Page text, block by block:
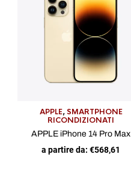
APPLE,SMARTPHONE
RICONDIZIONATI
APPLE iPhone 14 Pro Max
a partire da:€568,61